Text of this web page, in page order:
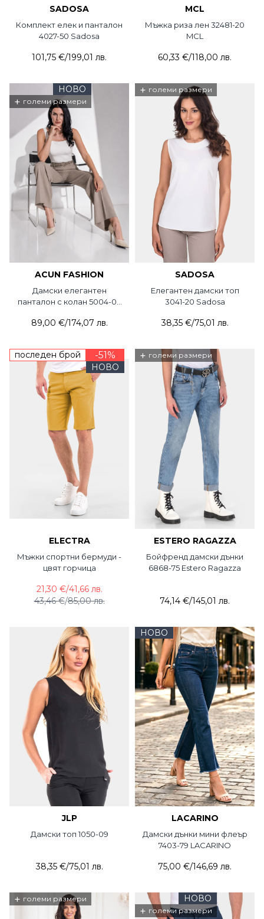
SADOSA
Комплект елек и панталон
4027-50 Sadosa
101,75 €/199,01 лв.
MCL
Мъжка риза лен 32481-20
MCL
60,33 €/118,00 лв.
НОВО
+ големи размери
ACUN FASHION
Дамски елегантен
панталон с колан 5004-03
89,00 €/174,07 лв.
+ големи размери
SADOSA
Елегантен дамски топ
3041-20 Sadosa
38,35 €/75,01 лв.
последен брой -51%
НОВО
ELECTRA
Мъжки спортни бермуди -
цвят горчица
43,46 €/85,00 лв.
21,30 €/41,66 лв.
+ големи размери
ESTERO RAGAZZA
Бойфренд дамски дънки
6868-75 Estero Ragazza
74,14 €/145,01 лв.
JLP
Дамски топ 1050-09
38,35 €/75,01 лв.
НОВО
LACARINO
Дамски дънки мини флеър
7403-79 LACARINO
75,00 €/146,69 лв.
+ големи размери НОВО
+ големи размери